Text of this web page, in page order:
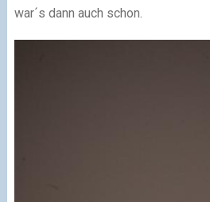
war´s dann auch schon.